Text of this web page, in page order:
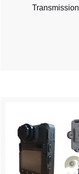
Transmission